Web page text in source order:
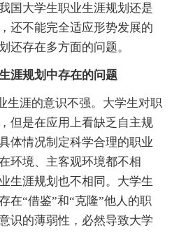
国大学生职业生涯规划还是
还不能完全适应形势发展的
还存在多方面的问题。
涯规划中存在的问题
涯的意识不强。大学生对职
但是在应用上看缺乏自主规
体情况制定科学合理的职业
环境、主客观环境都不相
生涯规划也不相同。大学生
在“借鉴”和“克隆”他人的职
识的薄弱性，必然导致大学